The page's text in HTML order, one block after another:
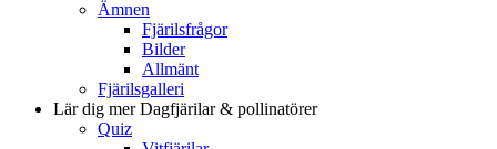
Ämnen
Fjärilsfrågor
Bilder
Allmänt
Fjärilsgalleri
Lär dig merDagfjärilar & pollinatörer
Quiz